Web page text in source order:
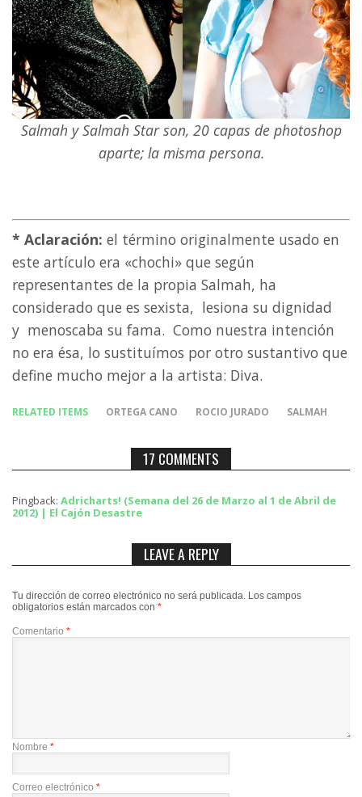
Salmah y Salmah Star son, 20 capas de photoshop
aparte; la misma persona.
* Aclaración: el término originalmente usado en
este artículo era «chochi» que según
representantes de la propia Salmah, ha
considerado que es sexista, lesiona su dignidad
y menoscaba su fama. Como nuestra intención
no era ésa, lo sustituímos por otro sustantivo que
define mucho mejor a la artista: Diva.
RELATED ITEMS ORTEGA CANO ROCIO JURADO SALMAH
17 COMMENTS
Pingback: Adricharts! (Semana del 26 de Marzo al 1 de Abril de
2012) | El Cajón Desastre
LEAVE A REPLY
Tu dirección de correo electrónico no será publicada. Los campos
obligatorios están marcados con *
Comentario *
Nombre *
Correo electrónico *